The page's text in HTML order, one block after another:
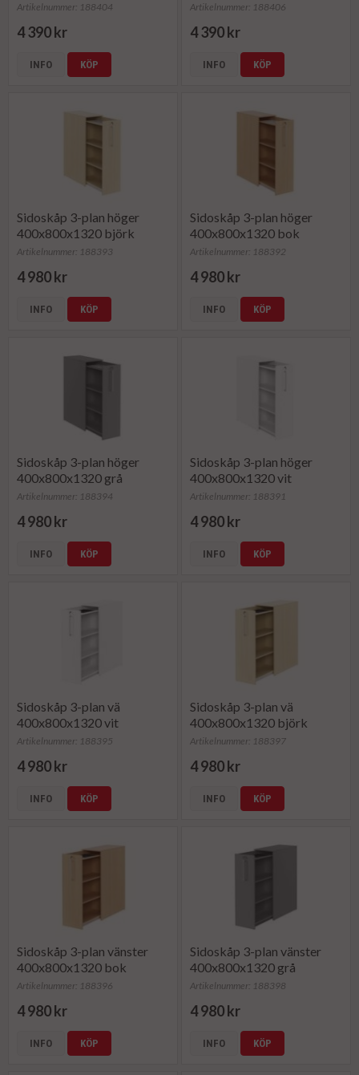
Artikelnummer: 188404
4 390 kr
INFO KÖP
Artikelnummer: 188406
4 390 kr
INFO KÖP
Sidoskåp 3-plan höger
400x800x1320 björk
Artikelnummer: 188393
4 980 kr
INFO KÖP
Sidoskåp 3-plan höger
400x800x1320 bok
Artikelnummer: 188392
4 980 kr
INFO KÖP
Sidoskåp 3-plan höger
400x800x1320 grå
Artikelnummer: 188394
4 980 kr
INFO KÖP
Sidoskåp 3-plan höger
400x800x1320 vit
Artikelnummer: 188391
4 980 kr
INFO KÖP
Sidoskåp 3-plan vä
400x800x1320 vit
Artikelnummer: 188395
4 980 kr
INFO KÖP
Sidoskåp 3-plan vä
400x800x1320 björk
Artikelnummer: 188397
4 980 kr
INFO KÖP
Sidoskåp 3-plan vänster
400x800x1320 bok
Artikelnummer: 188396
4 980 kr
INFO KÖP
Sidoskåp 3-plan vänster
400x800x1320 grå
Artikelnummer: 188398
4 980 kr
INFO KÖP